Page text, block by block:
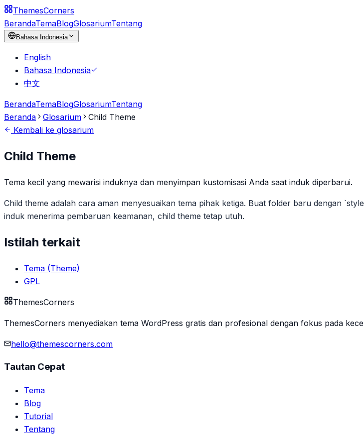
ThemesCorners
BerandaTemaBlogGlosariumTentang
Bahasa Indonesia
English
Bahasa Indonesia
中文
BerandaTemaBlogGlosariumTentang
Beranda
Glosarium
Child Theme
Kembali ke glosarium
Child Theme
Tema kecil yang mewarisi induknya dan menyimpan kustomisasi Anda saat induk diperbarui.
Child theme adalah cara aman menyesuaikan tema pihak ketiga. Buat folder baru dengan
induk menerima pembaruan keamanan, child theme tetap utuh.
Istilah terkait
Tema (Theme)
GPL
ThemesCorners
ThemesCorners menyediakan tema WordPress gratis dan profesional dengan fokus pada
hello@themescorners.com
Tautan Cepat
Tema
Blog
Tutorial
Tentang